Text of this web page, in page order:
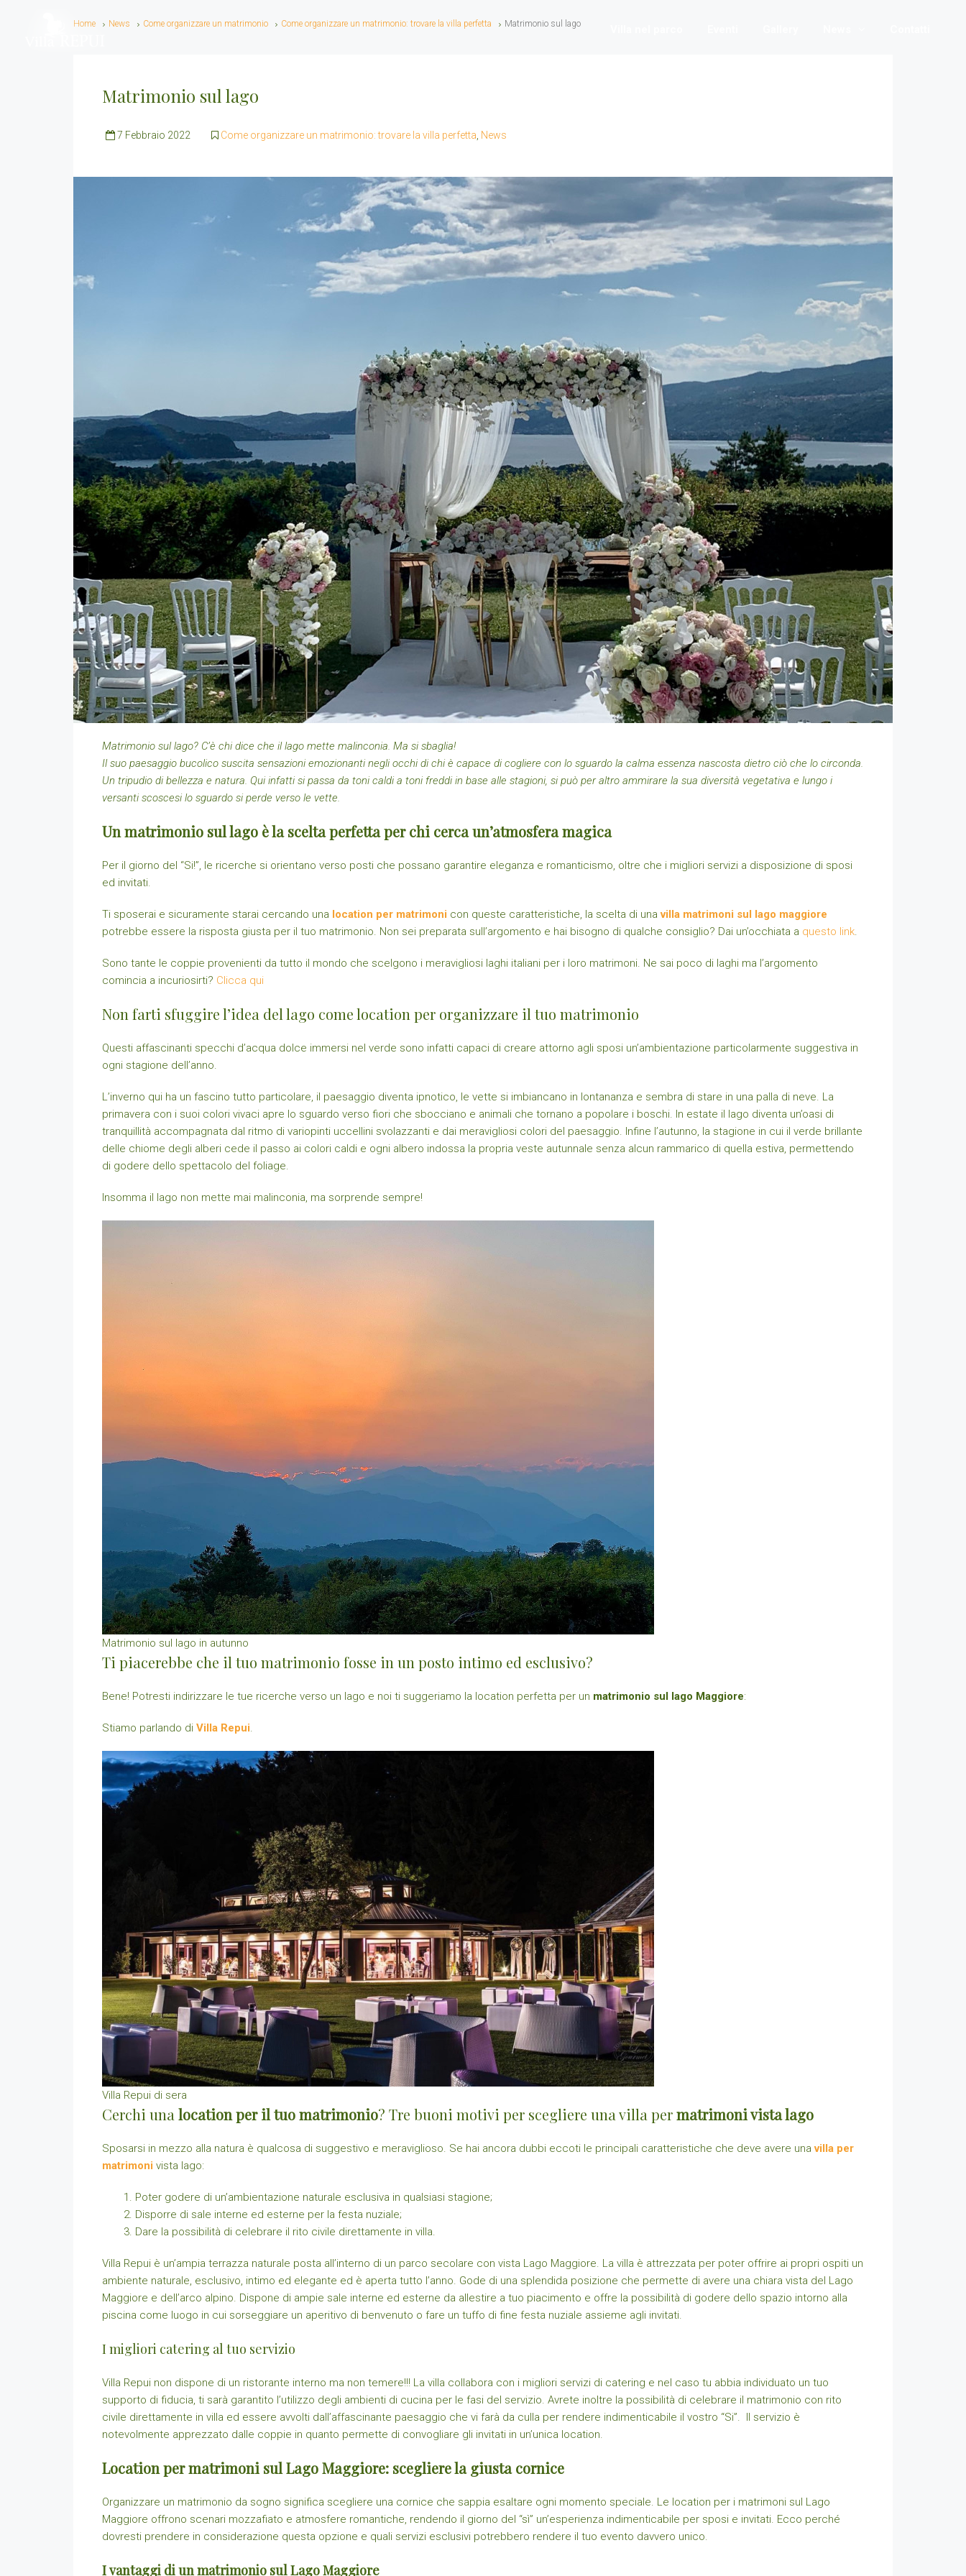
Home News Come organizzare un matrimonio Come organizzare un matrimonio: trovare la villa perfetta Matrimonio sul lago
Matrimonio sul lago
7 Febbraio 2022 Come organizzare un matrimonio: trovare la villa perfetta News
Matrimonio sul lago? C’è chi dice che il lago mette malinconia. Ma si sbaglia!
Il suo paesaggio bucolico suscita sensazioni emozionanti negli occhi di chi è capace di cogliere con lo sguardo la calma essenza nascosta dietro ciò che lo circonda.
Un tripudio di bellezza e natura. Qui infatti si passa da toni caldi a toni freddi in base alle stagioni, si può per altro ammirare la sua diversità vegetativa e lungo i
versanti scoscesi lo sguardo si perde verso le vette.
Un matrimonio sul lago è la scelta perfetta per chi cerca un’atmosfera magica
Per il giorno del “Si!”, le ricerche si orientano verso posti che possano garantire eleganza e romanticismo, oltre che i migliori servizi a disposizione di sposi
ed invitati.
Ti sposerai e sicuramente starai cercando una location per matrimoni con queste caratteristiche, la scelta di unavilla matrimoni sul lago maggiore
potrebbe essere la risposta giusta per il tuo matrimonio. Non sei preparata sull’argomento e hai bisogno di qualche consiglio? Dai un’occhiata a questo link.
Sono tante le coppie provenienti da tutto il mondo che scelgono i meravigliosi laghi italiani per i loro matrimoni. Ne sai poco di laghi ma l’argomento
comincia a incuriosirti? Clicca qui
Non farti sfuggire l’idea del lago come location per organizzare il tuo matrimonio
Questi affascinanti specchi d’acqua dolce immersi nel verde sono infatti capaci di creare attorno agli sposi un’ambientazione particolarmente suggestiva in
ogni stagione dell’anno.
L’inverno qui ha un fascino tutto particolare, il paesaggio diventa ipnotico, le vette si imbiancano in lontananza e sembra di stare in una palla di neve. La
primavera con i suoi colori vivaci apre lo sguardo verso fiori che sbocciano e animali che tornano a popolare i boschi. In estate il lago diventa un’oasi di
tranquillità accompagnata dal ritmo di variopinti uccellini svolazzanti e dai meravigliosi colori del paesaggio. Infine l’autunno, la stagione in cui il verde brillante
delle chiome degli alberi cede il passo ai colori caldi e ogni albero indossa la propria veste autunnale senza alcun rammarico di quella estiva, permettendo
di godere dello spettacolo del foliage.
Insomma il lago non mette mai malinconia, ma sorprende sempre!
Matrimonio sul lago in autunno
Ti piacerebbe che il tuo matrimonio fosse in un posto intimo ed esclusivo?
Bene! Potresti indirizzare le tue ricerche verso un lago e noi ti suggeriamo la location perfetta per un matrimonio sul lago Maggiore:
Stiamo parlando di Villa Repui.
Villa Repui di sera
Cerchi una location per il tuo matrimonio? Tre buoni motivi per scegliere una villa permatrimoni vista lago
Sposarsi in mezzo alla natura è qualcosa di suggestivo e meraviglioso. Se hai ancora dubbi eccoti le principali caratteristiche che deve avere unavilla per
matrimoni vista lago:
Poter godere di un’ambientazione naturale esclusiva in qualsiasi stagione;
Disporre di sale interne ed esterne per la festa nuziale;
Dare la possibilità di celebrare il rito civile direttamente in villa.
Villa Repui è un’ampia terrazza naturale posta all’interno di un parco secolare con vista Lago Maggiore. La villa è attrezzata per poter offrire ai propri ospiti un
ambiente naturale, esclusivo, intimo ed elegante ed è aperta tutto l’anno. Gode di una splendida posizione che permette di avere una chiara vista del Lago
Maggiore e dell’arco alpino. Dispone di ampie sale interne ed esterne da allestire a tuo piacimento e offre la possibilità di godere dello spazio intorno alla
piscina come luogo in cui sorseggiare un aperitivo di benvenuto o fare un tuffo di fine festa nuziale assieme agli invitati.
I migliori catering al tuo servizio
Villa Repui non dispone di un ristorante interno ma non temere!!! La villa collabora con i migliori servizi di catering e nel caso tu abbia individuato un tuo
supporto di fiducia, ti sarà garantito l’utilizzo degli ambienti di cucina per le fasi del servizio. Avrete inoltre la possibilità di celebrare il matrimonio con rito
civile direttamente in villa ed essere avvolti dall’affascinante paesaggio che vi farà da culla per rendere indimenticabile il vostro “Si”. Il servizio è
notevolmente apprezzato dalle coppie in quanto permette di convogliare gli invitati in un’unica location.
Location per matrimoni sul Lago Maggiore: scegliere la giusta cornice
Organizzare un matrimonio da sogno significa scegliere una cornice che sappia esaltare ogni momento speciale. Le location per i matrimoni sul Lago
Maggiore offrono scenari mozzafiato e atmosfere romantiche, rendendo il giorno del “sì” un’esperienza indimenticabile per sposi e invitati. Ecco perché
dovresti prendere in considerazione questa opzione e quali servizi esclusivi potrebbero rendere il tuo evento davvero unico.
I vantaggi di un matrimonio sul Lago Maggiore